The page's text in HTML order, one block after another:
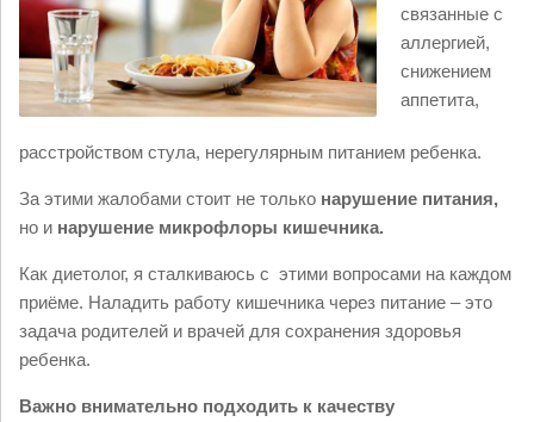
связанные с
аллергией,
снижением
аппетита,
расстройством стула, нерегулярным питанием ребенка.
За этими жалобами стоит не только нарушение питания,
но и нарушение микрофлоры кишечника.
Как диетолог, я сталкиваюсь с этими вопросами на каждом
приёме. Наладить работу кишечника через питание – это
задача родителей и врачей для сохранения здоровья
ребенка.
Важно внимательно подходить к качеству